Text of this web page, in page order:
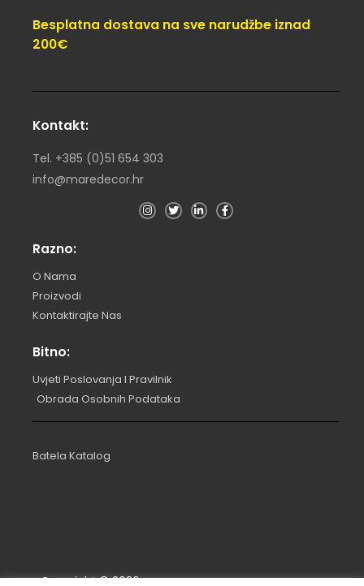
Besplatna dostava na sve narudžbe iznad
200€
Kontakt:
Tel. +385 (0)51 654 303
info@maredecor.hr
Razno:
O Nama
Proizvodi
Kontaktirajte Nas
Bitno:
Uvjeti Poslovanja I Pravilnik
Obrada Osobnih Podataka
Batela Katalog
Copyright ©2026.